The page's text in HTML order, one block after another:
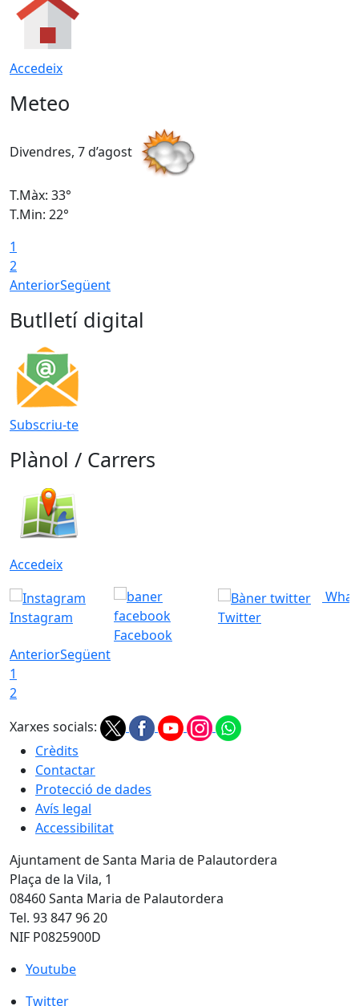
Accedeix
Meteo
Divendres, 7 d’agost
T.Màx: 33°
T.Min: 22°
1
2
AnteriorSegüent
Butlletí digital
Subscriu-te
Plànol / Carrers
Accedeix
Instagram
Facebook
Twitter
AnteriorSegüent
1
2
Xarxes socials:
Crèdits
Contactar
Protecció de dades
Avís legal
Accessibilitat
Ajuntament de Santa Maria de Palautordera
Plaça de la Vila, 1
08460 Santa Maria de Palautordera
Tel. 93 847 96 20
NIF P0825900D
Youtube
Youtube
Twitter
Twitter